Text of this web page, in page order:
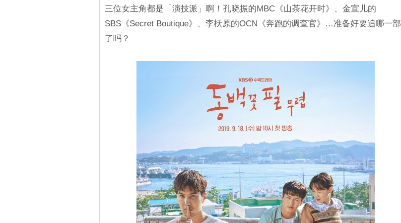
三位女主角都是「演技派」啊！孔晓振的MBC《山茶花开时》、金宣儿的
SBS《Secret Boutique》、李枖原的OCN《奔跑的调查官》…准备好要追哪一部
了吗？